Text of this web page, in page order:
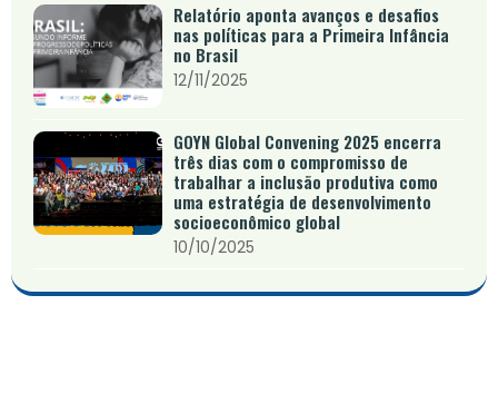
Relatório aponta avanços e desafios
nas políticas para a Primeira Infância
no Brasil
12/11/2025
GOYN Global Convening 2025 encerra
três dias com o compromisso de
trabalhar a inclusão produtiva como
uma estratégia de desenvolvimento
socioeconômico global
10/10/2025